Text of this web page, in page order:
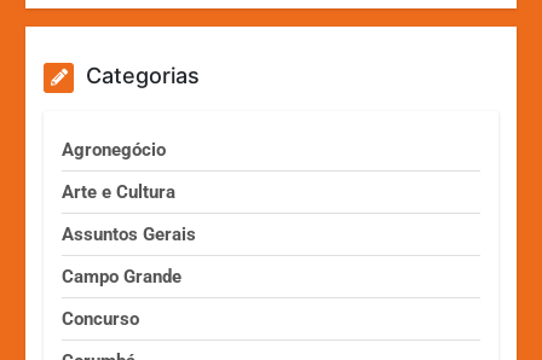
Categorias
Agronegócio
Arte e Cultura
Assuntos Gerais
Campo Grande
Concurso